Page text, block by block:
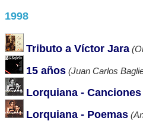
1998
Tributo a Víctor Jara
15 años (Juan Carlos
Lorquiana - Canciones
Lorquiana - Poemas